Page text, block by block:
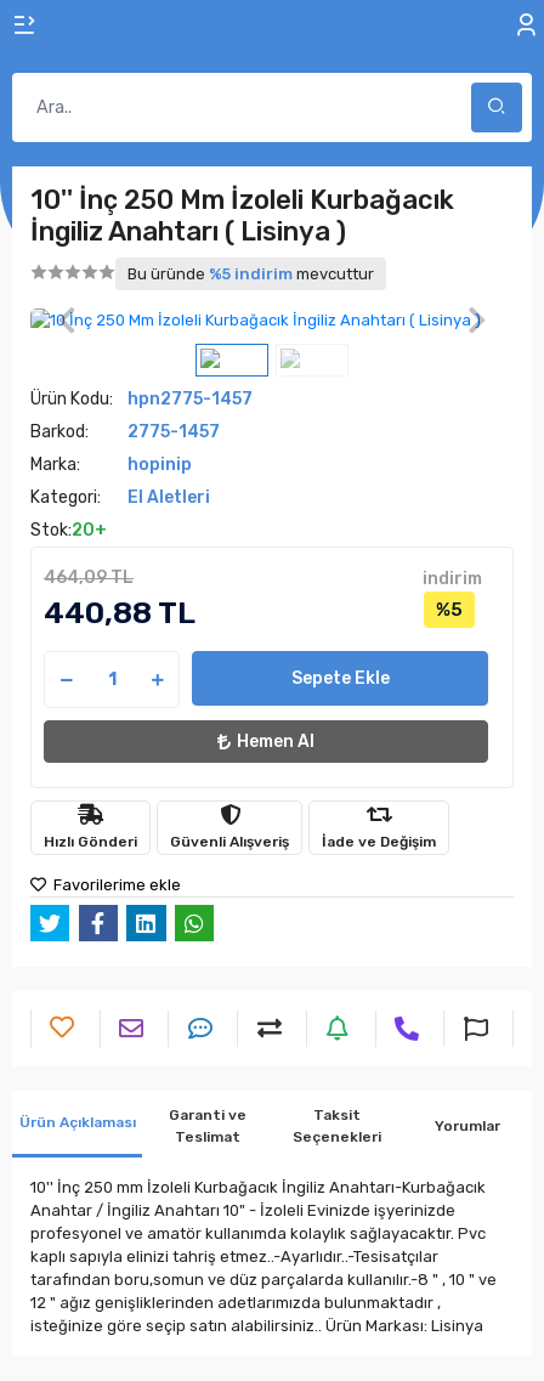
10'' İnç 250 Mm İzoleli Kurbağacık
İngiliz Anahtarı ( Lisinya )
Bu üründe %5 indirim mevcuttur
Ürün Kodu:
hpn2775-1457
Barkod:
2775-1457
Marka:
hopinip
Kategori:
El Aletleri
Stok:20+
464,09 TL
440,88 TL
indirim
%5
Sepete Ekle
Hemen Al
Hızlı Gönderi Güvenli Alışveriş İade ve Değişim
Favorilerime ekle
Ürün Açıklaması
Garanti ve
Teslimat
Taksit
Seçenekleri
Yorumlar
10'' İnç 250 mm İzoleli Kurbağacık İngiliz Anahtarı-Kurbağacık
Anahtar / İngiliz Anahtarı 10" - İzoleli Evinizde işyerinizde
profesyonel ve amatör kullanımda kolaylık sağlayacaktır. Pvc
kaplı sapıyla elinizi tahriş etmez..-Ayarlıdır..-Tesisatçılar
tarafından boru,somun ve düz parçalarda kullanılır.-8 " , 10 " ve
12 " ağız genişliklerinden adetlarımızda bulunmaktadır ,
isteğinize göre seçip satın alabilirsiniz.. Ürün Markası: Lisinya